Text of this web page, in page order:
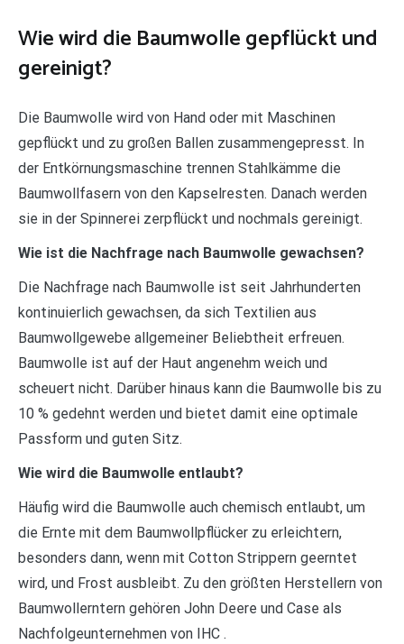
Wie wird die Baumwolle gepflückt und
gereinigt?
Die Baumwolle wird von Hand oder mit Maschinen
gepflückt und zu großen Ballen zusammengepresst. In
der Entkörnungsmaschine trennen Stahlkämme die
Baumwollfasern von den Kapselresten. Danach werden
sie in der Spinnerei zerpflückt und nochmals gereinigt.
Wie ist die Nachfrage nach Baumwolle gewachsen?
Die Nachfrage nach Baumwolle ist seit Jahrhunderten
kontinuierlich gewachsen, da sich Textilien aus
Baumwollgewebe allgemeiner Beliebtheit erfreuen.
Baumwolle ist auf der Haut angenehm weich und
scheuert nicht. Darüber hinaus kann die Baumwolle bis zu
10 % gedehnt werden und bietet damit eine optimale
Passform und guten Sitz.
Wie wird die Baumwolle entlaubt?
Häufig wird die Baumwolle auch chemisch entlaubt, um
die Ernte mit dem Baumwollpflücker zu erleichtern,
besonders dann, wenn mit Cotton Strippern geerntet
wird, und Frost ausbleibt. Zu den größten Herstellern von
Baumwollerntern gehören John Deere und Case als
Nachfolgeunternehmen von IHC .